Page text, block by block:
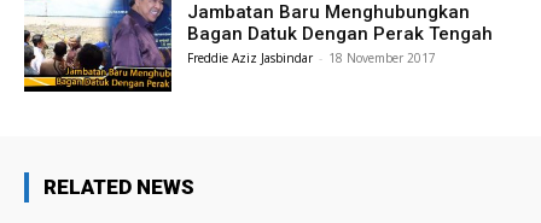
Jambatan Baru Menghubungkan
Bagan Datuk Dengan Perak Tengah
Freddie Aziz Jasbindar - 18 November 2017
RELATED NEWS